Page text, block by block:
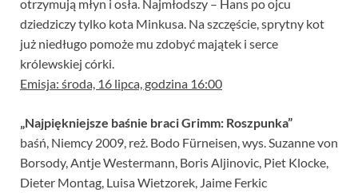
otrzymują młyn i osła. Najmłodszy – Hans po ojcu
dziedziczy tylko kota Minkusa. Na szczęście, sprytny kot
już niedługo pomoże mu zdobyć majątek i serce
królewskiej córki.
Emisja: środa, 16 lipca, godzina 16:00
„Najpiękniejsze baśnie braci Grimm: Roszpunka”
baśń, Niemcy 2009, reż. Bodo Fürneisen, wys. Suzanne von
Borsody, Antje Westermann, Boris Aljinovic, Piet Klocke,
Dieter Montag, Luisa Wietzorek, Jaime Ferkic